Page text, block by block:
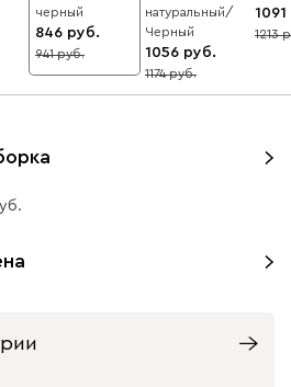
черный
846
10
941
натуральный/
Черный
1056
10
1174
1091
10
1213